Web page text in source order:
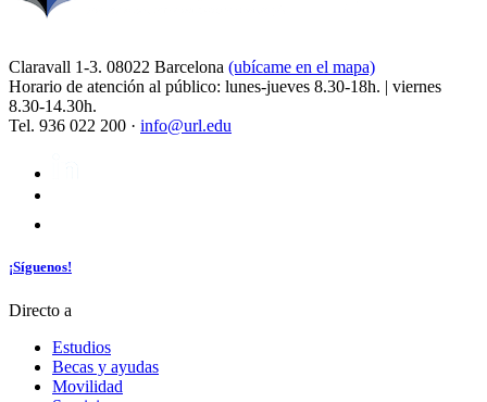
Claravall 1-3. 08022 Barcelona (ubícame en el mapa)
Horario de atención al público: lunes-jueves 8.30-18h. | viernes
8.30-14.30h.
Tel. 936 022 200 · info@url.edu
¡Síguenos!
Directo a
Estudios
Becas y ayudas
Movilidad